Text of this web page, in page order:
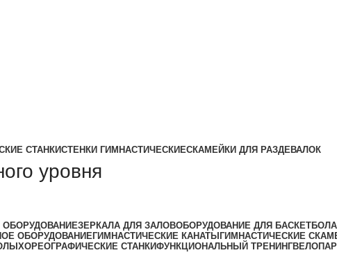
СТАНКИСТЕНКИ ГИМНАСТИЧЕСКИЕСКАМЕЙКИ ДЛЯ РАЗДЕВАЛОК
уровня
ОБОРУДОВАНИЕЗЕРКАЛА ДЛЯ ЗАЛОВОБОРУДОВАНИЕ ДЛЯ БАСКЕТБОЛА
ОБОРУДОВАНИЕГИМНАСТИЧЕСКИЕ КАНАТЫ ГИМНАСТИЧЕСКИЕ
ХОРЕОГРАФИЧЕСКИЕ СТАНКИФУНКЦИОНАЛЬНЫЙ ТРЕНИНГ